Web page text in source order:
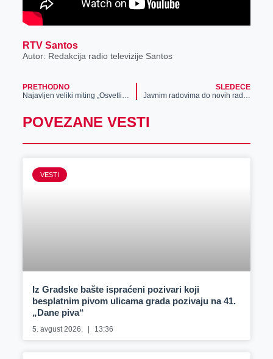
RTV Santos
Autor: Redakcija radio televizije Santos
PRETHODNO
Najavljen veliki miting „Osvetlimo Zrenjanin“
SLEDEĆE
Javnim radovima do novih radnih mesta u Žitištu
POVEZANE VESTI
VESTI
Iz Gradske bašte ispraćeni pozivari koji
besplatnim pivom ulicama grada pozivaju na 41.
„Dane piva“
5. avgust 2026. 13:36